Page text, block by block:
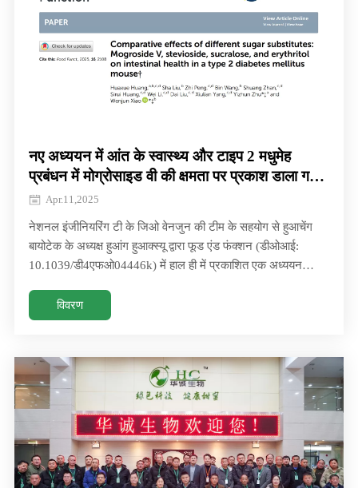
नए अध्ययन में आंत के स्वास्थ्य और टाइप 2 मधुमेह
प्रबंधन में मोग्रोसाइड वी की क्षमता पर प्रकाश डाला गया
है
Apr.11,2025
नेशनल इंजीनियरिंग टी के जिओ वेनजुन की टीम के सहयोग से हुआचेंग
बायोटेक के अध्यक्ष हुआंग हुआक्स्यू द्वारा फूड एंड फंक्शन (डीओआई:
10.1039/डी4एफओ04446k) में हाल ही में प्रकाशित एक अध्ययन
विवरण